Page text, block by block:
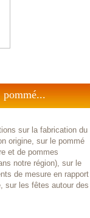
pommé...
sur la fabrication du
origine, sur le pommé
et de pommes
notre région), sur le
de mesure en rapport
sur les fêtes autour des